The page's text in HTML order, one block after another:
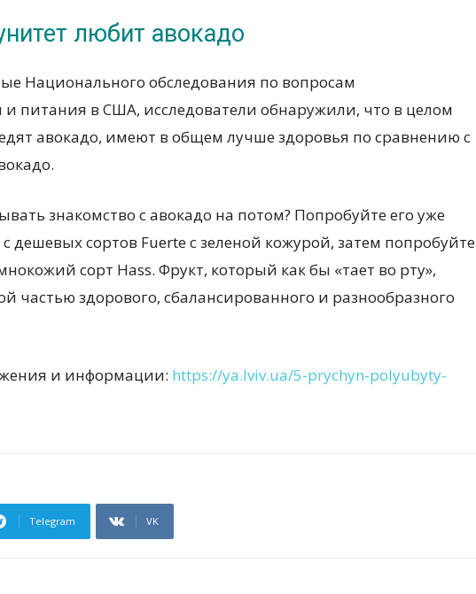
любит авокадо
Национального обследования по вопросам
и питания в США, исследователи обнаружили, что в целом
авокадо, имеют в общем лучше здоровья по сравнению с
знакомство с авокадо на потом? Попробуйте его уже
дешевых сортов Fuerte с зеленой кожурой, затем попробуйте
сорт Hass. Фрукт, который как бы «тает во рту»,
частью здорового, сбалансированного и разнообразного
и информации: https://ya.lviv.ua/5-prychyn-polyubyty-
Telegram VK